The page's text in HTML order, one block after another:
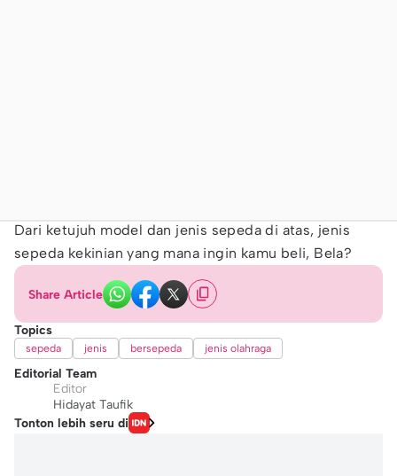
Dari ketujuh model dan jenis sepeda di atas, jenis
sepeda kekinian yang mana ingin kamu beli, Bela?
Share Article
Topics
sepeda jenis bersepeda jenis olahraga
Editorial Team
Editor
Hidayat Taufik
Tonton lebih seru di